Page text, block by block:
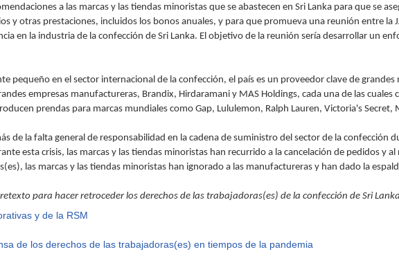
a las marcas y las tiendas minoristas que se abastecen en Sri Lanka para que se
y otras prestaciones, incluidos los bonos anuales, y para que promueva una reunión entre la
en la industria de la confección de Sri Lanka. El objetivo de la reunión sería desarrollar un
pequeño en el sector internacional de la confección, el país es un proveedor clave de
empresas manufactureras, Brandix, Hirdaramani y MAS Holdings, cada una de las
prendas para marcas mundiales como Gap, Lululemon, Ralph Lauren, Victoria's Secret,
de la falta general de responsabilidad en la cadena de suministro del sector de la confección
esta crisis, las marcas y las tiendas minoristas han recurrido a la cancelación de pedidos y
las marcas y las tiendas minoristas han ignorado a las manufactureras y han dado la
para hacer retroceder los derechos de las trabajadoras(es) de la confección de Sri Lanka
y de la RSM
de los derechos de las trabajadoras(es) en tiempos de la pandemia